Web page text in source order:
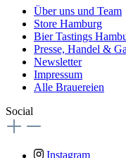
Über uns und Team
Store Hamburg
Bier Tastings
Presse, Handel &
Newsletter
Impressum
Alle Brauereien
Social
Instagram